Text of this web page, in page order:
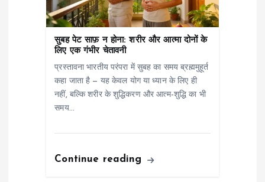
सुबह पेट साफ़ न होना: शरीर और आत्मा दोनों के
लिए एक गंभीर चेतावनी
प्रस्तावना भारतीय परंपरा में सुबह का समय ब्रह्ममुहूर्त
कहा जाता है — यह केवल योग या ध्यान के लिए ही
नहीं, बल्कि शरीर के शुद्धिकरण और आत्म-शुद्धि का भी
समय…
Continue reading